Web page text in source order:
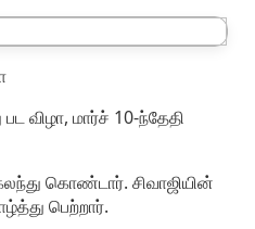
விழா, மார்ச் 10-ந்தேதி
கொண்டார். சிவாஜியின்
பெற்றார்.